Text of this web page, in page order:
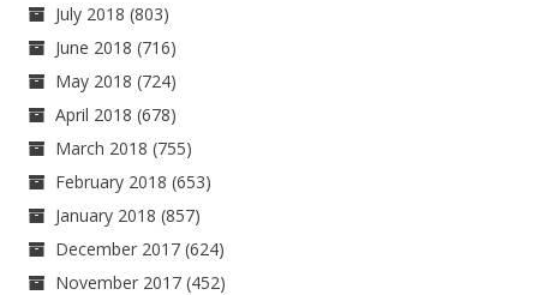
July 2018 (803)
June 2018 (716)
May 2018 (724)
April 2018 (678)
March 2018 (755)
February 2018 (653)
January 2018 (857)
December 2017 (624)
November 2017 (452)